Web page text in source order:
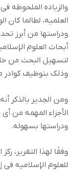
والزیاده الملحوظه
العلمیه، لطالما کان
ودراستها من أبرز
أبحاث العلوم
لتسهیل البحث من
وذلک بتوظیف کوادر
ومن الجدیر بالذکر
الأجزاء المهمه من
ودراستها بسهوله.
وفقًا لهذا التقریر،
للعلوم الإسلامیه